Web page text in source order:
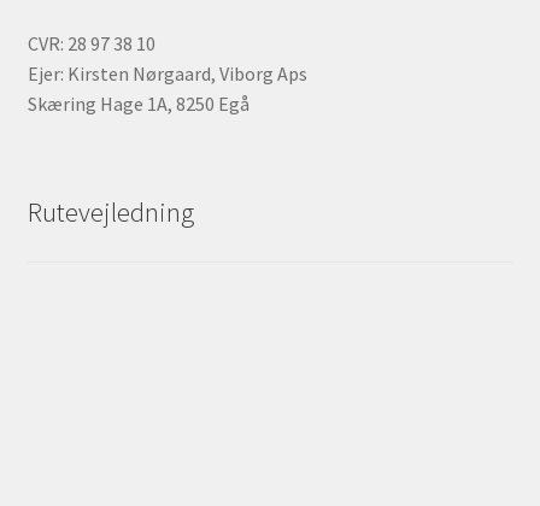
CVR: 28 97 38 10
Ejer: Kirsten Nørgaard, Viborg Aps
Skæring Hage 1A, 8250 Egå
Rutevejledning